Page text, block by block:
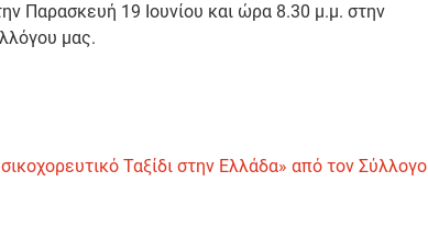
Παρασκευή 19 Ιουνίου και ώρα 8.30 μ.μ. στην
μας.
Ταξίδι στην Ελλάδα» από τον Σύλλογο